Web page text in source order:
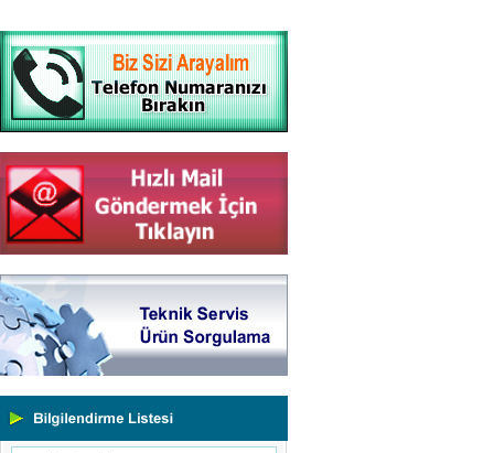
Portatif ve Tezgah Tipi Sertlik
Ölçüm Cihazları
Kaplama Kalınlığı Ölçüm
Cihazları
Ultrasonik Kalınlık Ölçüm
Cihazları
Vİbrasyon Test Cihazları